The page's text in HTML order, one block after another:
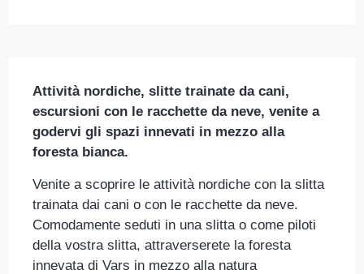
Attività nordiche, slitte trainate da cani,
escursioni con le racchette da neve, venite a
godervi gli spazi innevati in mezzo alla
foresta bianca.
Venite a scoprire le attività nordiche con la slitta
trainata dai cani o con le racchette da neve.
Comodamente seduti in una slitta o come piloti
della vostra slitta, attraverserete la foresta
innevata di Vars in mezzo alla natura